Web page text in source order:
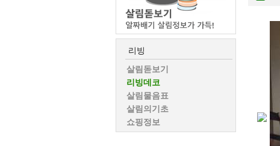
리빙
살림돋보기
리빙데코
살림물음표
살림의기초
쇼핑정보